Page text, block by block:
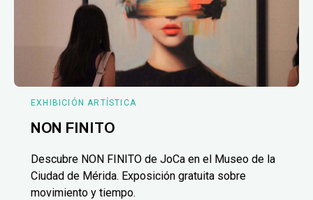
EXHIBICIÓN ARTÍSTICA
NON FINITO
Descubre NON FINITO de JoCa en el Museo de la
Ciudad de Mérida. Exposición gratuita sobre
movimiento y tiempo.